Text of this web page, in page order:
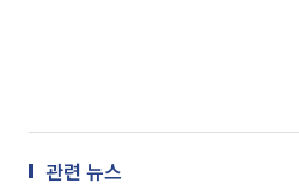
관련 뉴스